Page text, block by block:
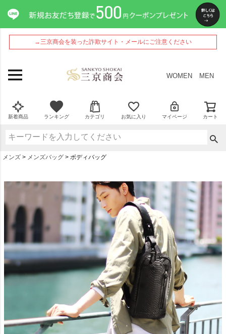
→三京商会を装った詐欺サイト・メールにご注意ください
WOMEN MEN
新着商品 ランキング カテゴリ お気に入り マイページ カート
メンズ メンズバッグ ボディバッグ